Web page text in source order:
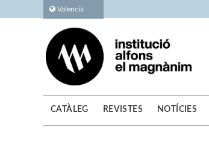
Valencià
CATÀLEG REVISTES NOTÍCIES